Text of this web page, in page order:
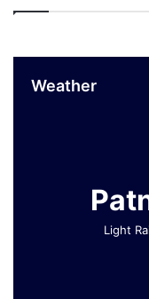
Weather
Light